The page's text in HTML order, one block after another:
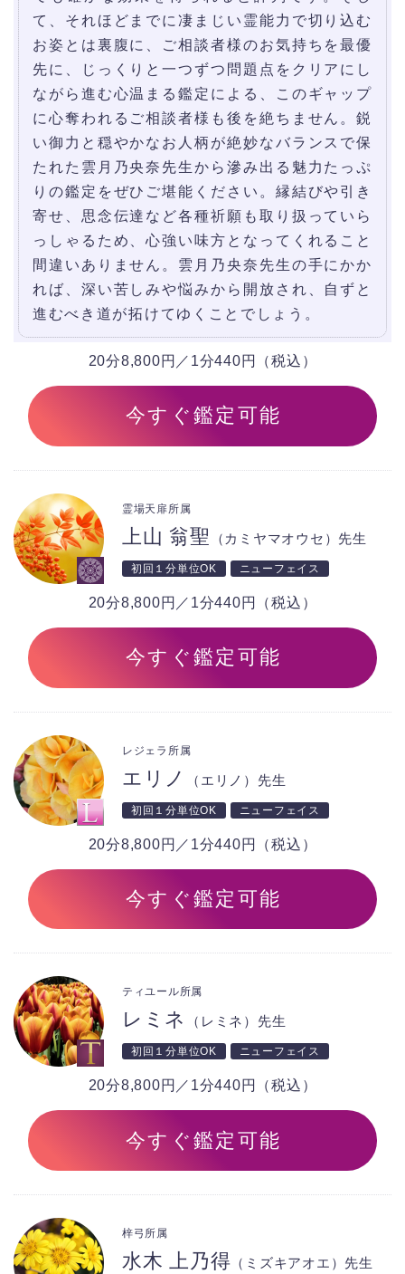
て、それほどまでに凄まじい霊能力で切り込む
お姿とは裏腹に、ご相談者様のお気持ちを最優
先に、じっくりと一つずつ問題点をクリアにし
ながら進む心温まる鑑定による、このギャップ
に心奪われるご相談者様も後を絶ちません。鋭
い御力と穏やかなお人柄が絶妙なバランスで保
たれた雲月乃央奈先生から滲み出る魅力たっぷ
りの鑑定をぜひご堪能ください。縁結びや引き
寄せ、思念伝達など各種祈願も取り扱っていら
っしゃるため、心強い味方となってくれること
間違いありません。雲月乃央奈先生の手にかか
れば、深い苦しみや悩みから開放され、自ずと
進むべき道が拓けてゆくことでしょう。
20分8,800円／1分440円（税込）
今すぐ鑑定可能
上山 翁聖 （カミヤマオウセ）先生
霊場天扉所属
初回１分単位OK ニューフェイス
20分8,800円／1分440円（税込）
今すぐ鑑定可能
エリノ （エリノ）先生
レジェラ所属
初回１分単位OK ニューフェイス
20分8,800円／1分440円（税込）
今すぐ鑑定可能
レミネ （レミネ）先生
ティユール所属
初回１分単位OK ニューフェイス
20分8,800円／1分440円（税込）
今すぐ鑑定可能
水木 上乃得 （ミズキアオエ）先生
梓弓所属